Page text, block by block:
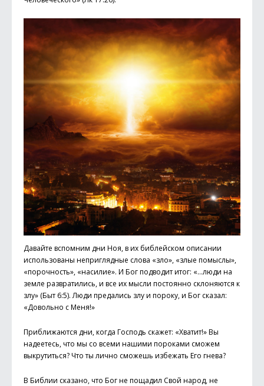
Давайте вспомним дни Ноя, в их библейском описании
использованы неприглядные слова «зло», «злые помыслы»,
«порочность», «насилие». И Бог подводит итог: «…люди на
земле развратились, и все их мысли постоянно склоняются к
злу» (Быт 6:5). Люди предались злу и пороку, и Бог сказал:
«Довольно с Меня!»
Приближаются дни, когда Господь скажет: «Хватит!» Вы
надеетесь, что мы со всеми нашими пороками сможем
выкрутиться? Что ты лично сможешь избежать Его гнева?
В Библии сказано, что Бог не пощадил Свой народ, не